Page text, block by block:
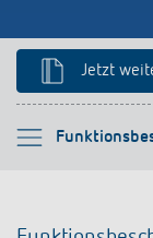
Jetzt
Bitte